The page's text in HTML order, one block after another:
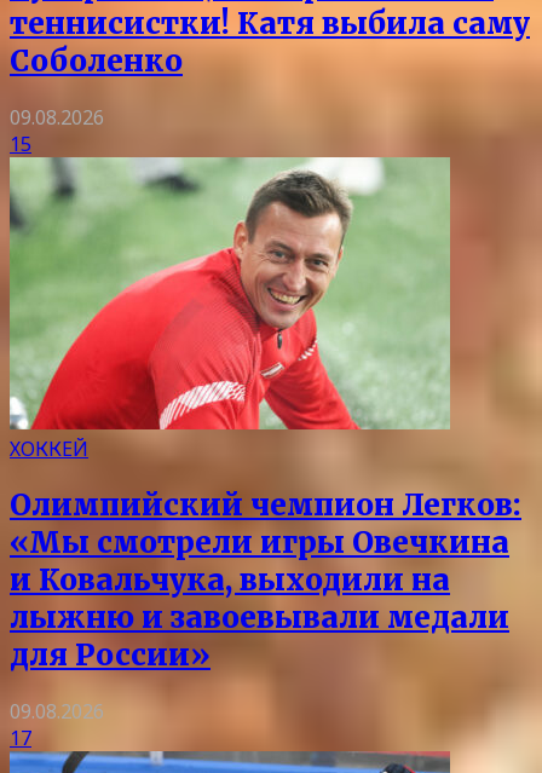
теннисистки! Катя выбила саму
Соболенко
09.08.2026
15
ХОККЕЙ
Олимпийский чемпион Легков:
«Мы смотрели игры Овечкина
и Ковальчука, выходили на
лыжню и завоевывали медали
для России»
09.08.2026
17